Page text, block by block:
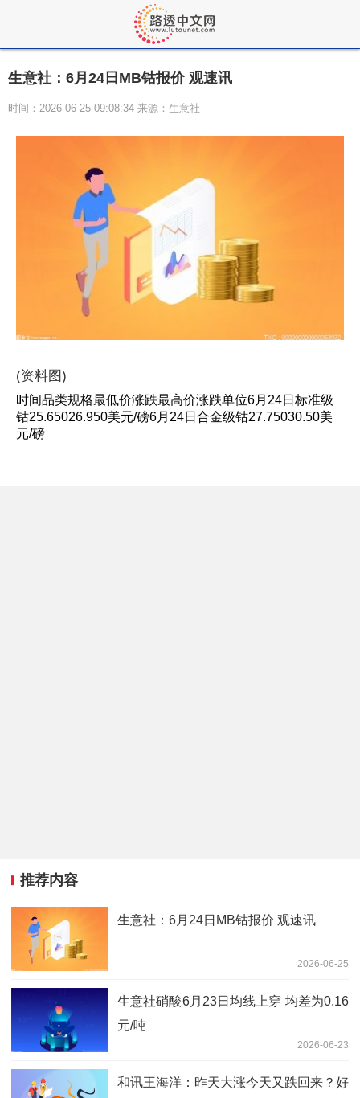
生意社：6月24日MB钴报价 观速讯
时间：2026-06-25 09:08:34 来源：生意社
(资料图)
时间品类规格最低价涨跌最高价涨跌单位6月24日标准级
钴25.65026.950美元/磅6月24日合金级钴27.75030.50美
元/磅
推荐内容
生意社：6月24日MB钴报价 观速讯
2026-06-25
生意社硝酸6月23日均线上穿 均差为0.16
元/吨
2026-06-23
和讯王海洋：昨天大涨今天又跌回来？好